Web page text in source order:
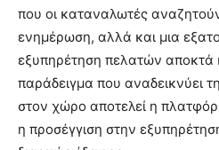
που οι καταναλωτές
ενημέρωση, αλλά και μια
εξυπηρέτηση πελατών αποκτά
παράδειγμα που αναδεικνύει
στον χώρο αποτελεί η
η προσέγγιση στην